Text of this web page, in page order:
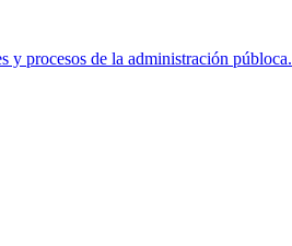
procesos de la administración públoca.